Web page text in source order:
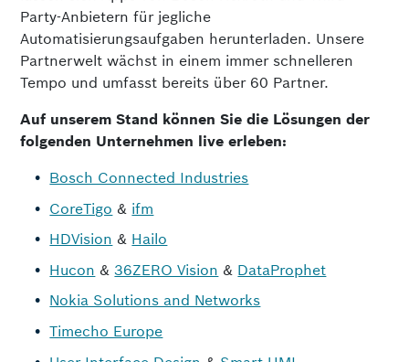
Party-Anbietern für jegliche
Automatisierungsaufgaben herunterladen. Unsere
Partnerwelt wächst in einem immer schnelleren
Tempo und umfasst bereits über 60 Partner.
Auf unserem Stand können Sie die Lösungen der
folgenden Unternehmen live erleben:
Bosch Connected Industries
CoreTigo & ifm
HDVision & Hailo
Hucon &36ZERO Vision & DataProphet
Nokia Solutions and Networks
Timecho Europe